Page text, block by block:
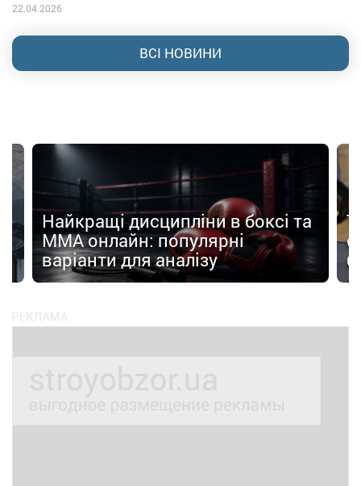
22.04.2026
ВСІ НОВИНИ
Найкращі дисципліни в боксі та
MMA онлайн: популярні
варіанти для аналізу